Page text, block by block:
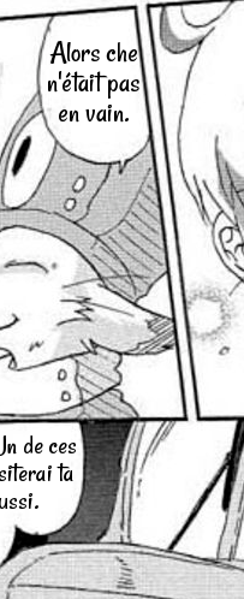
Alors che
n'était pas
en vain.
de ces
ta